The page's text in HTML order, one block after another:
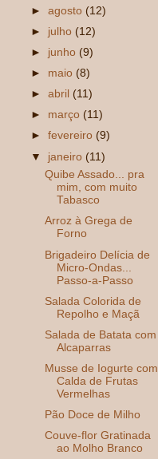
►agosto (12)
► julho (12)
► junho (9)
► maio (8)
►abril (11)
► março (11)
►fevereiro (9)
▼ janeiro (11)
Quibe Assado... pra
mim, com muito
Tabasco
Arroz à Grega de
Forno
Brigadeiro Delícia de
Micro-Ondas...
Passo-a-Passo
Salada Colorida de
Repolho e Maçã
Salada de Batata com
Alcaparras
Musse de Iogurte com
Calda de Frutas
Vermelhas
Pão Doce de Milho
Couve-flor Gratinada
ao Molho Branco